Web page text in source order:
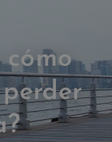
cómo